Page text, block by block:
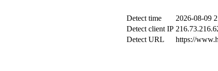
Detect time
2026-08-09
Detect client IP
Detect URL
https://